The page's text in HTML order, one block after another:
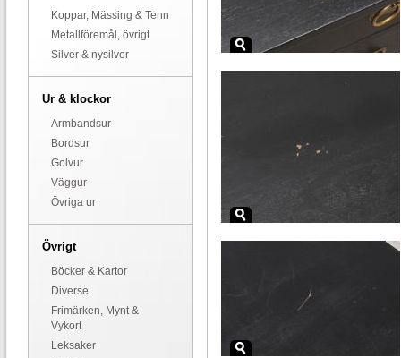
Koppar, Mässing & Tenn
Metallföremål, övrigt
Silver & nysilver
Ur & klockor
Armbandsur
Bordsur
Golvur
Väggur
Övriga ur
Övrigt
Böcker & Kartor
Diverse
Frimärken, Mynt &
Vykort
Leksaker